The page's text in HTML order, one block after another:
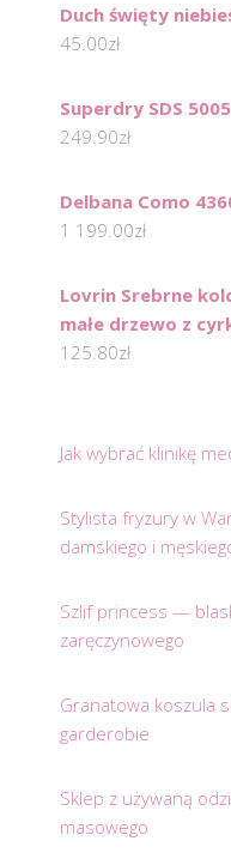
Duch święty
45.00zł
Superdry SDS
249.90zł
Delbana Como
1 199.00zł
Lovrin Srebrne
małe drzewo z
125.80zł
Jak wybrać klinikę
Stylista fryzury w
damskiego i
Szlif princess —
zaręczynowego
Granatowa koszula
garderobie
Sklep z używaną
masowego